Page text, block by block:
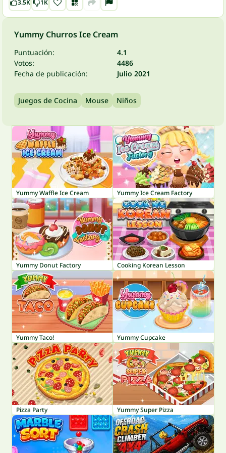
3.5K 1K
Yummy Churros Ice Cream
Puntuación:
4.1
Votos:
4486
Fecha de publicación:
Julio 2021
Juegos de Cocina Mouse Niños
Yummy Waffle Ice Cream Yummy Ice Cream Factory
Yummy Donut Factory Cooking Korean Lesson
Yummy Taco! Yummy Cupcake
Pizza Party Yummy Super Pizza